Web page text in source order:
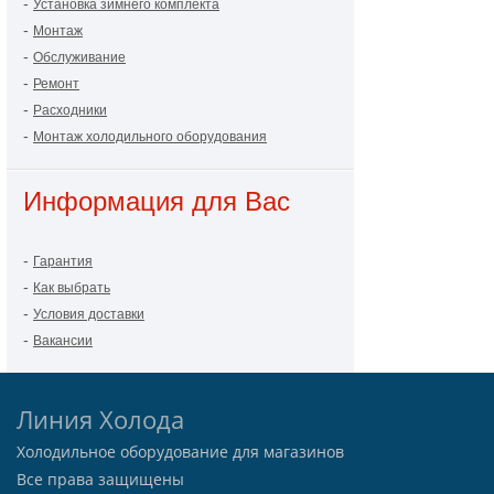
Установка зимнего комплекта
- Монтаж
- Обслуживание
- Ремонт
- Расходники
- Монтаж холодильного оборудования
Информация для Вас
- Гарантия
- Как выбрать
- Условия доставки
- Вакансии
Линия Холода
Холодильное оборудование для магазинов
Все права защищены